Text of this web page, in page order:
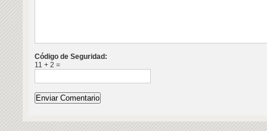
Código de Seguridad:
11 + 2 =